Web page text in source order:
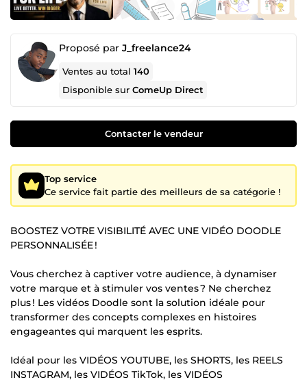
Proposé par J_freelance24
Ventes au total140
Disponible surComeUp Direct
Contacter le vendeur
Top service
Ce service fait partie des meilleurs de sa catégorie !
BOOSTEZ VOTRE VISIBILITÉ AVEC UNE VIDÉO DOODLE
PERSONNALISÉE !
Vous cherchez à captiver votre audience, à dynamiser
votre marque et à stimuler vos ventes ? Ne cherchez
plus ! Les vidéos Doodle sont la solution idéale pour
transformer des concepts complexes en histoires
engageantes qui marquent les esprits.
Idéal pour les VIDÉOS YOUTUBE, les SHORTS, les REELS
INSTAGRAM, les VIDÉOS TikTok, les VIDÉOS